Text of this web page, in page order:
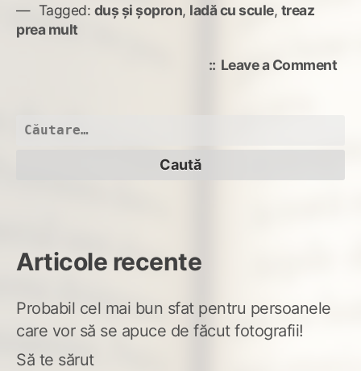
Tagged: duș și șopron, ladă cu scule, treaz
prea mult
Leave a Commenton
Caută
Articole recente
Probabil cel mai bun sfat pentru persoanele
care vor să se apuce de făcut fotografii!
Să te sărut